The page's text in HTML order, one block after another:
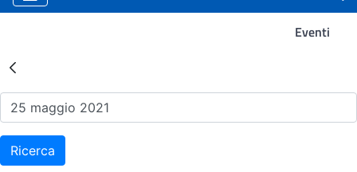
Eventi
Risultati della Ricerca -
Ricerca